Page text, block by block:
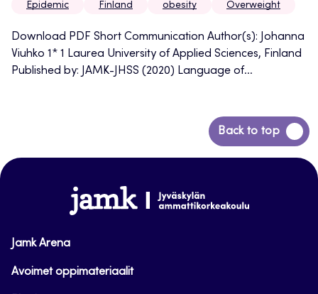
Epidemic Finland obesity Overweight
Download PDF Short Communication Author(s): Johanna
Viuhko 1* 1 Laurea University of Applied Sciences, Finland
Published by: JAMK-JHSS (2020) Language of...
Back to top
Back
to
www.jamk.fi
Jamk Arena
Avoimet oppimateriaalit